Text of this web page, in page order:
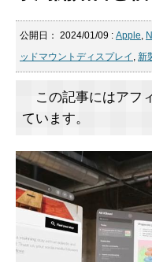
公開日： 2024/01/09 : Apple,
ッドマウントディスプレイ , 新
この記事にはアフ
ています。